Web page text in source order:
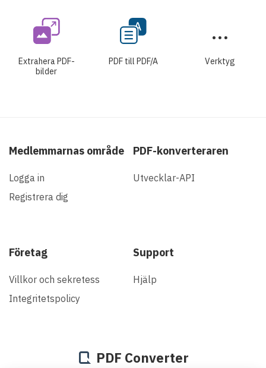
Extrahera PDF-
bilder
PDF till PDF/A Verktyg
Medlemmarnas område
Logga in
Registrera dig
PDF-konverteraren
Utvecklar-API
Företag
Villkor och sekretess
Integritetspolicy
Support
Hjälp
PDF Converter